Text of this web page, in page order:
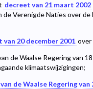
decreet van 21 maart 2002
de Verenigde Naties over
van 20 december 2001 over
de Waalse Regering van
klimaatswijzigingen;
de Waalse Regering van